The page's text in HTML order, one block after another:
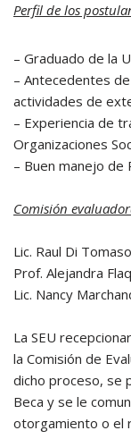
Perfil de los
– Graduado de la
– Antecedentes
actividades de
– Experiencia de
Organizaciones
– Buen manejo de
Comisión
Lic. Raul Di Tomaso
Prof. Alejandra
Lic. Nancy
La SEU
la Comisión de
dicho proceso, se
Beca y se le
otorgamiento o el